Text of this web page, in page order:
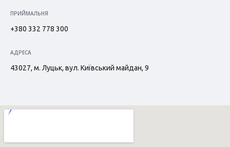
ПРИЙМАЛЬНЯ
+380 332 778 300
АДРЕСА
43027, м. Луцьк, вул. Київський майдан, 9